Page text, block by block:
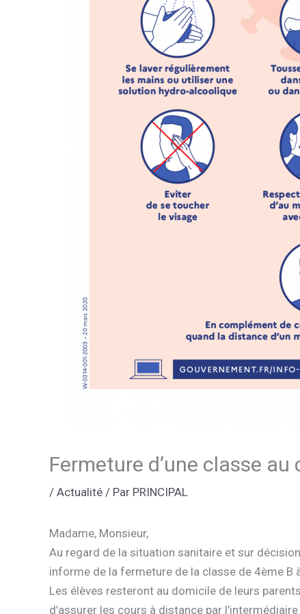
Fermeture d’une classe au
/ Actualité / Par PRINCIPAL
Madame, Monsieur,
Au regard de la situation sanitaire et sur
informe de la fermeture de la classe de 4ème B
Les élèves resteront au domicile de leurs
d’assurer les cours à distance par